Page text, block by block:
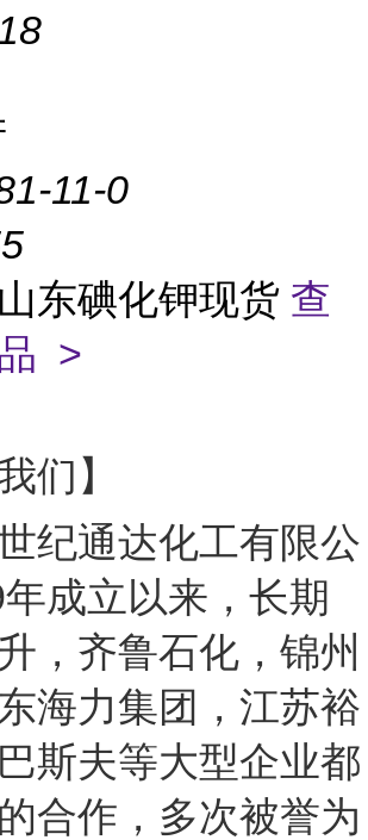
11-0
东碘化钾现货 查
>
们】
通达化工有限公
成立以来，长期
，齐鲁石化，锦州
海力集团，江苏裕
斯夫等大型企业都
合作，多次被誉为